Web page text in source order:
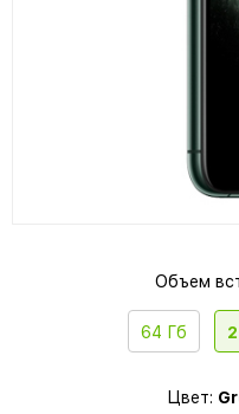
Объем
64 Гб
Цвет: